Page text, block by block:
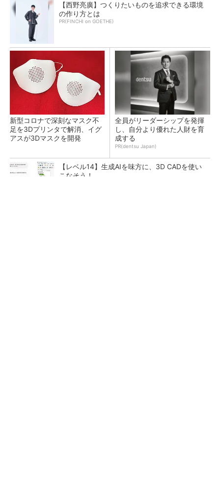
【西野亮廣】つくりたいものを追求できる環境
の作り方とは
PR(FINCHI on GOETHE)
新型コロナで深刻なマスク不
足を3Dプリンタで解消、イグ
アスが3Dマスクを開発
全員がリーダーシップを発揮
し、自分より優れた人財を育
成する
PR(dentsu Japan)
【レベル14】生成AIを味方に、3D CADを使い
こなそう！